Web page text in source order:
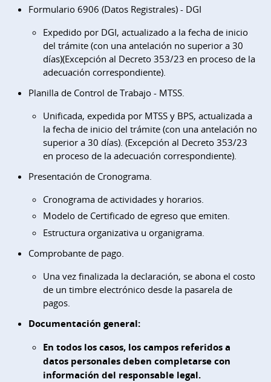
Formulario 6906 (Datos Registrales) - DGI
Expedido por DGI, actualizado a la fecha de inicio
del trámite (con una antelación no superior a 30
días)(Excepción al Decreto 353/23 en proceso de la
adecuación correspondiente).
Planilla de Control de Trabajo - MTSS.
Unificada, expedida por MTSS y BPS, actualizada a
la fecha de inicio del trámite (con una antelación no
superior a 30 días). (Excepción al Decreto 353/23
en proceso de la adecuación correspondiente).
Presentación de Cronograma.
Cronograma de actividades y horarios.
Modelo de Certificado de egreso que emiten.
Estructura organizativa u organigrama.
Comprobante de pago.
Una vez finalizada la declaración, se abona el costo
de un timbre electrónico desde la pasarela de
pagos.
Documentación general:
En todos los casos, los campos referidos a
datos personales deben completarse con
información del responsable legal.